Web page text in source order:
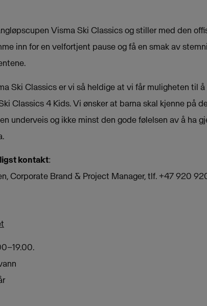
Visma Ski Classics og stiller med den
inn for en velfortjent pause og få en smak av
Ski Classics er vi så heldige at vi får muligheten til
Classics 4 Kids. Vi ønsker at barna skal kjenne på
underveis og ikke minst den gode følelsen av å ha
kontakt:
Corporate Brand & Project Manager, tlf. +47 920